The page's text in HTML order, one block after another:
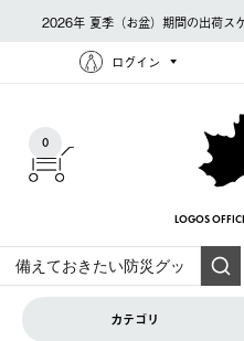
2026年 夏季（お盆）期間の出荷ス
ログイン
0
LOGOS
カテゴリ